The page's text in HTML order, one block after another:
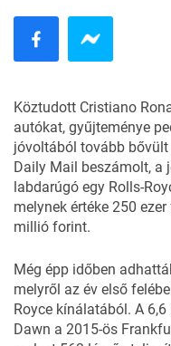
Köztudott Cristiano
autókat, gyűjteménye
jóvoltából tovább
Daily Mail beszámolt, a
labdarúgó egy Rolls-
melynek értéke 250
millió forint.
Még épp időben
melyről az év első
Royce kínálatából. A
Dawn a 2015-ös